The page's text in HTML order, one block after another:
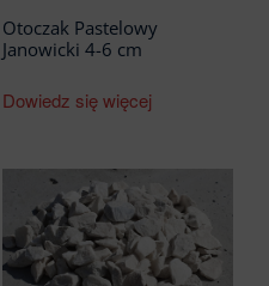
Otoczak Pastelowy
Janowicki 4-6 cm
Dowiedz się więcej